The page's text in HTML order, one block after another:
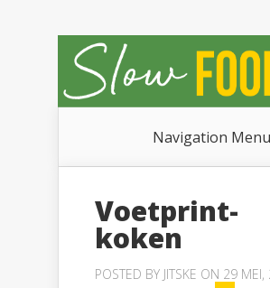
Navigation Menu
Voetprint-
koken
POSTED BY JITSKE ON 29 MEI,